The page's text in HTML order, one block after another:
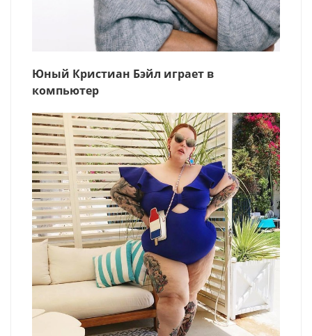
Юный Кристиан Бэйл играет в
компьютер